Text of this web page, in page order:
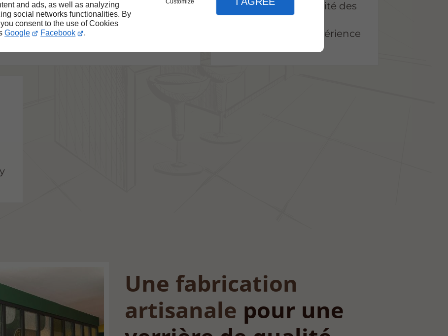
and ads, as well as analyzing
social networks functionalities. By
consent to the use of Cookies
Google Facebook .
Customize
sur mesure
Qualité et longévité des
Plus 20 ans d’expérience
Une fabrication
artisanale pour une